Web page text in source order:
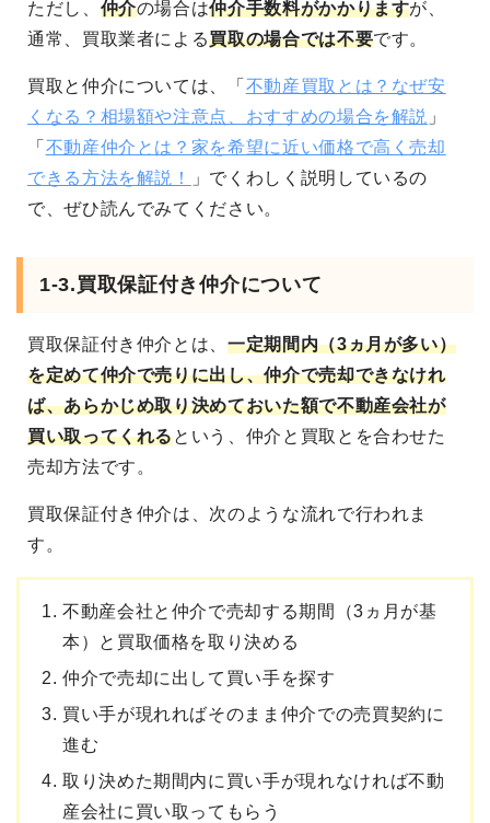
ただし、 仲介の場合は仲介手数料がかかりますが、
通常、買取業者による買取の場合では不要です。
買取と仲介については、「 不動産買取とは？なぜ安
くなる？相場額や注意点、おすすめの場合を解説 」
「 不動産仲介とは？家を希望に近い価格で高く売却
できる方法を解説！
」でくわしく説明しているの
で、ぜひ読んでみてください。
1-3.買取保証付き仲介について
買取保証付き仲介 とは、一定期間内（3ヵ月が多い）
を定めて仲介で売りに出し、仲介で売却できなけれ
ば、あらかじめ取り決めておいた額で不動産会社が
買い取ってくれるという、仲介と買取とを合わせた
売却方法です。
買取保証付き仲介は、次のような流れで行われま
す。
不動産会社と仲介で売却する期間（3ヵ月が基
本）と買取価格を取り決める
仲介で売却に出して買い手を探す
買い手が現れればそのまま仲介での売買契約に
進む
取り決めた期間内に買い手が現れなければ不動
産会社に買い取ってもらう